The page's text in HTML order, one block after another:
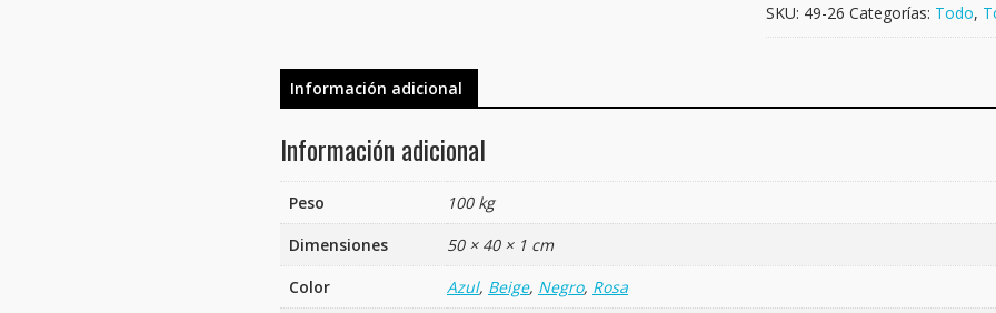
SKU: 49-26 Categorías: Todo,
Información adicional
Información adicional
Peso
100 kg
Dimensiones
50 × 40 × 1 cm
Color
Azul, Beige, Negro, Rosa